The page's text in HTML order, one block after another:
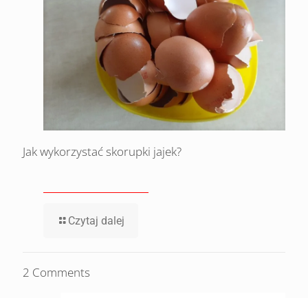
Jak wykorzystać skorupki jajek?
Czytaj dalej
2 Comments